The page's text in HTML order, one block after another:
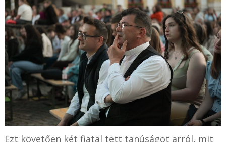
Ezt követően két fiatal tett tanúságot arról, mit